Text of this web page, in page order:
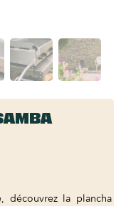
découvrez la plancha